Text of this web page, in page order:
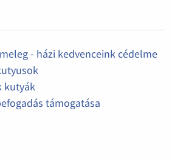
- házi kedvenceink cédelme
kutyák
támogatása